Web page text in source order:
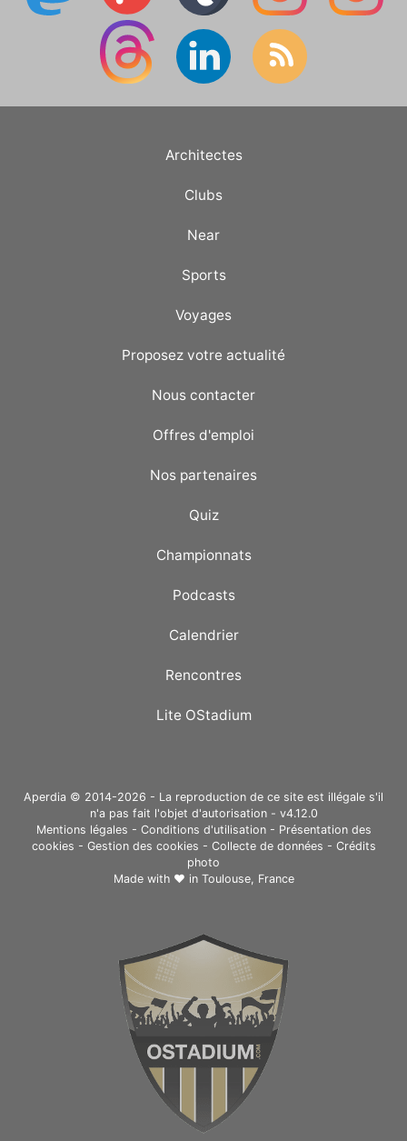
Architectes
Clubs
Near
Sports
Voyages
Proposez votre actualité
Nous contacter
Offres d'emploi
Nos partenaires
Quiz
Championnats
Podcasts
Calendrier
Rencontres
Lite OStadium
Aperdia © 2014-2026 - La reproduction de ce site est illégale s'il
n'a pas fait l'objet d'autorisation - v4.12.0
Mentions légales - Conditions d'utilisation- Présentation des
cookies - Gestion des cookies - Collecte de données - Crédits
photo
Made with ❤ in Toulouse, France